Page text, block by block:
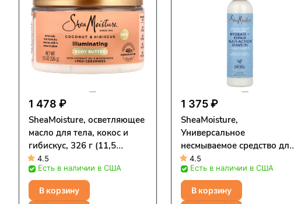
1 478 ₽
SheaMoisture, осветляющее
масло для тела, кокос и
гибискус, 326 г (11,5
унции)
4.5
Есть в наличии в США
В корзину
1 375 ₽
SheaMoisture,
Универсальное
несмываемое средство для
увлажнения и
восстановления, мед
манука и йогурт, 237 мл (8
жидк. Унций)
4.5
Есть в наличии в США
В корзину